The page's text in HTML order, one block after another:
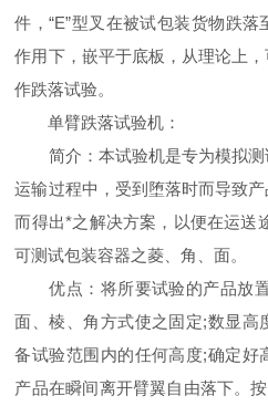
件，“E”型叉在被试包装货物跌
作用下，嵌平于底板，从理论上
作跌落试验。
单臂跌落试验机：
简介：本试验机是专为模拟测
运输过程中，受到堕落时而导致
而得出*之解决方案，以便在运送
可测试包装容器之菱、角、面。
优点：将所要试验的产品放置
面、棱、角方式使之固定;数显高
备试验范围内的任何高度;确定好
产品在瞬间离开臂翼自由落下。